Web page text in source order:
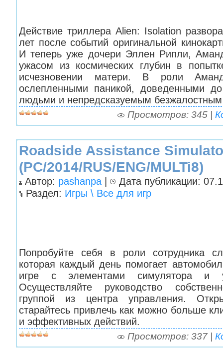
Действие триллера Alien: Isolation
лет после событий оригинальной
И теперь уже дочери Эллен Рипли,
ужасом из космических глубин в
исчезновении матери. В роли
ослепленными паникой, доведенными
людьми и непредсказуемым
Просмотров: 345 |
Roadside Assistance
(PC/2014/RUS/ENG/MULTi8)
Автор: pashanpa |
Дата публикации:
Раздел: Игры \ Все для игр
Попробуйте себя в роли сотрудника
которая каждый день помогает
игре с элементами симулятора и
Осуществляйте руководство
группой из центра управления.
старайтесь привлечь как можно больше
и эффективных действий.
Просмотров: 337 |